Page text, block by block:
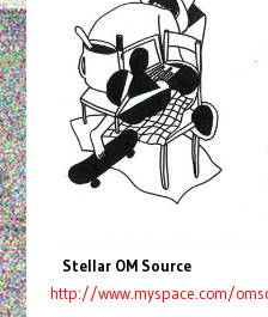
Stellar OM Source
http://www.myspace.com/